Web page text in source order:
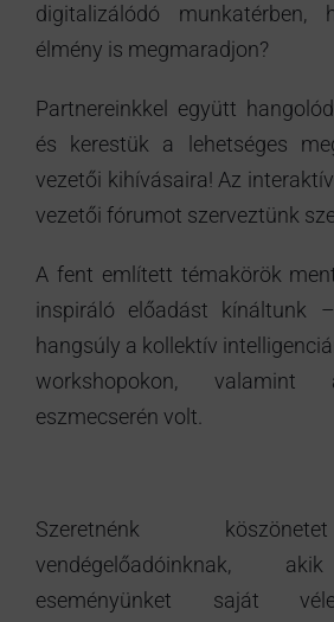
digitalizálódó munkatérben,
élmény is megmaradjon?
Partnereinkkel együtt
és kerestük a lehetséges
vezetői kihívásaira! Az
vezetői fórumot szerveztünk
A fent említett témakörök
inspiráló előadást kínáltunk
hangsúly a kollektív
workshopokon, valamint
eszmecserén volt.
Szeretnénk
vendégelőadóinknak,
eseményünket saját